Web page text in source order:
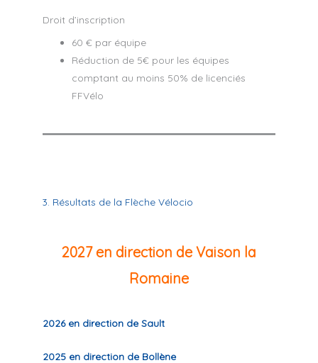
Droit d’inscription
60 € par équipe
Réduction de 5€ pour les équipes
comptant au moins 50% de licenciés
FFVélo
3. Résultats de la Flèche Vélocio
2027 en direction de Vaison la
Romaine
2026 en direction de Sault
2025 en direction de Bollène